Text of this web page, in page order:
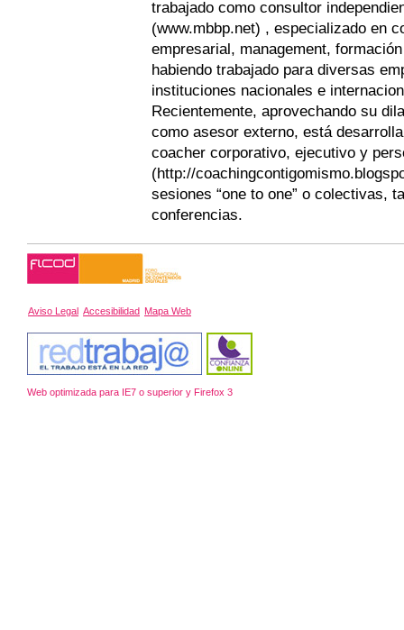
trabajado como consultor
(www.mbbp.net) , especializado en
empresarial, management,
habiendo trabajado para diversas
instituciones nacionales e
Recientemente, aprovechando su
como asesor externo, está
coacher corporativo, ejecutivo y
(http://
sesiones “one to one” o colectivas,
conferencias.
Aviso Legal Accesibilidad Mapa Web
Web optimizada para IE7 o superior y Firefox 3